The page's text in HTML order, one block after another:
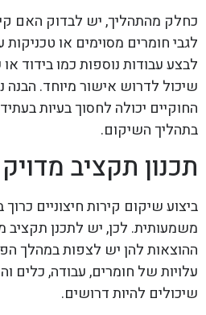
כחלק מהתהליך, יש לבדוק האם
לגבי חומרים מסוימים או
לבצע עבודות נוספות כמו בידוד
שיכול לדרוש אישור מיוחד. הבנה
החוקיים יכולה לחסוך בעיות
בתהליך השיקום.
תכנון תקציב מדויק
ביצוע שיקום קירות חיצוניים
משמעותית. לכן, יש לתכנן תקציב
ההוצאות להן יש לצפות במהלך
עלויות של חומרים, עבודה, כלים
שיכולים להיות דרושים.